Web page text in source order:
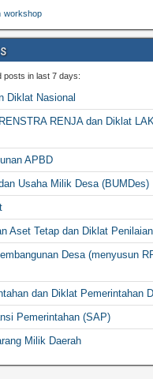
workshop
posts in last 7 days:
Diklat Nasional
RENJA dan Diklat
APBD
Usaha Milik Desa (BUMDes)
Aset Tetap dan Diklat
Desa (menyusun
dan Diklat Pemerintahan
Pemerintahan (SAP)
Milik Daerah